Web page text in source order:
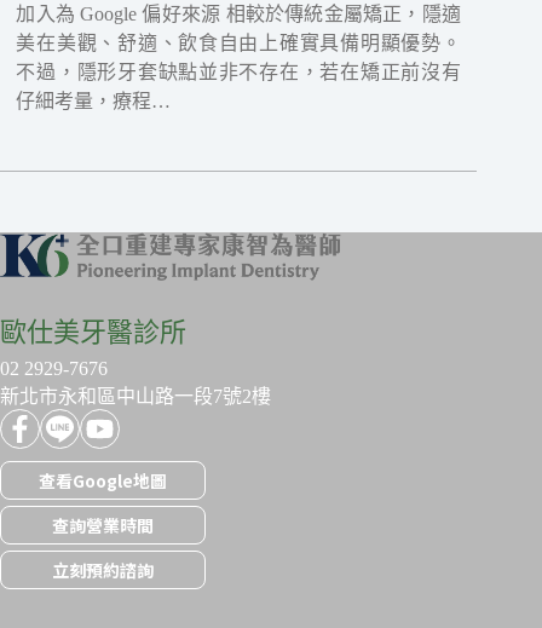
加入為 Google 偏好來源 相較於傳統金屬矯正，隱適
美在美觀、舒適、飲食自由上確實具備明顯優勢。
不過，隱形牙套缺點並非不存在，若在矯正前沒有
仔細考量，療程…
歐仕美牙醫診所
02 2929-7676
新北市永和區中山路一段7號2樓
查看Google地圖
查詢營業時間
立刻預約諮詢